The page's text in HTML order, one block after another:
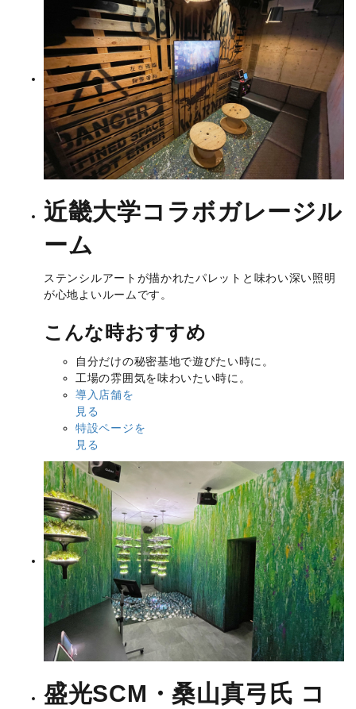
近畿大学コラボガレージル
ーム
ステンシルアートが描かれたパレットと味わい深い照明
が心地よいルームです。
こんな時おすすめ
自分だけの秘密基地で遊びたい時に。
工場の雰囲気を味わいたい時に。
導入店舗を
見る
特設ページを
見る
盛光SCM・桑山真弓氏 コ